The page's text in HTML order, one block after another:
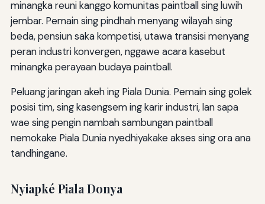
minangka reuni kanggo komunitas paintball sing luwih
jembar. Pemain sing pindhah menyang wilayah sing
beda, pensiun saka kompetisi, utawa transisi menyang
peran industri konvergen, nggawe acara kasebut
minangka perayaan budaya paintball.
Peluang jaringan akeh ing Piala Dunia. Pemain sing golek
posisi tim, sing kasengsem ing karir industri, lan sapa
wae sing pengin nambah sambungan paintball
nemokake Piala Dunia nyedhiyakake akses sing ora ana
tandhingane.
Nyiapké Piala Donya